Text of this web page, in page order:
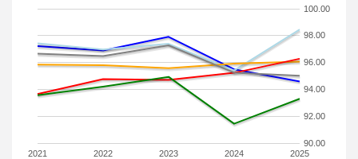
2021 2022 2023 2024 2025
90.00
92.00
94.00
96.00
98.00
100.00